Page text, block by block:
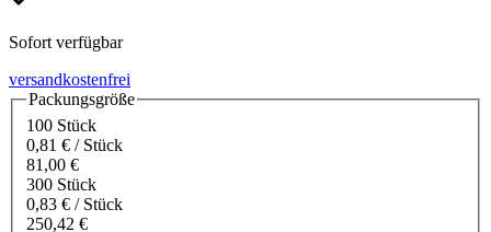
Sofort verfügbar
versandkostenfrei
Packungsgröße
100 Stück
0,81 € / Stück
81,00 €
300 Stück
0,83 € / Stück
250,42 €